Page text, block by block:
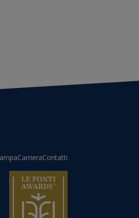
CarrieraContatti